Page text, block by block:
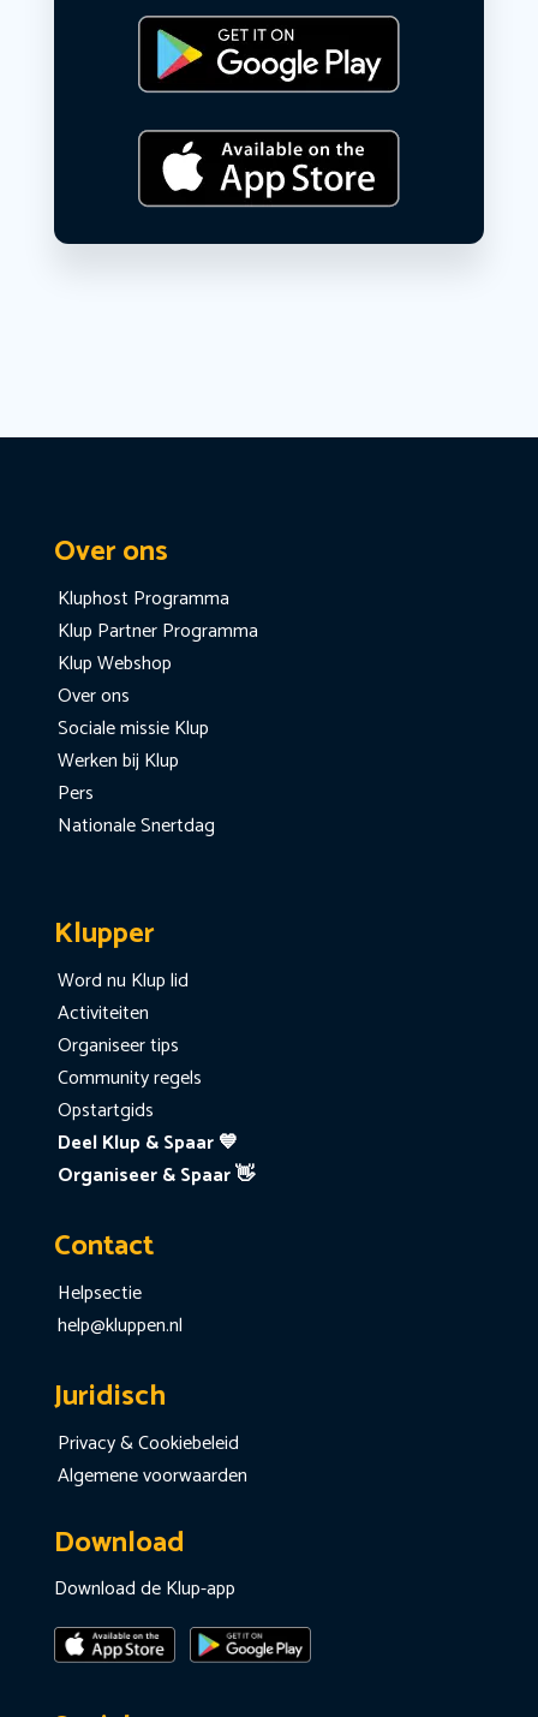
Over ons
Kluphost Programma
Klup Partner Programma
Klup Webshop
Over ons
Sociale missie Klup
Werken bij Klup
Pers
Nationale Snertdag
Klupper
Word nu Klup lid
Activiteiten
Organiseer tips
Community regels
Opstartgids
Deel Klup & Spaar 💙
Organiseer & Spaar 👋
Contact
Helpsectie
help@kluppen.nl
Juridisch
Privacy & Cookiebeleid
Algemene voorwaarden
Download
Download de Klup-app